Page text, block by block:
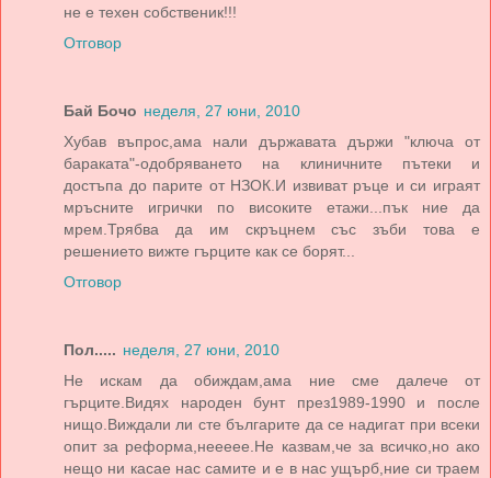
не е техен собственик!!!
Отговор
Бай Бочо неделя, 27 юни, 2010
Хубав въпрос,ама нали държавата държи "ключа от
бараката"-одобряването на клиничните пътеки и
достъпа до парите от НЗОК.И извиват ръце и си играят
мръсните игрички по високите етажи...пък ние да
мрем.Трябва да им скръцнем със зъби това е
решението вижте гърците как се борят...
Отговор
Пол..... неделя, 27 юни, 2010
Не искам да обиждам,ама ние сме далече от
гърците.Видях народен бунт през1989-1990 и после
нищо.Виждали ли сте българите да се надигат при всеки
опит за реформа,неееее.Не казвам,че за всичко,но ако
нещо ни касае нас самите и е в нас ущърб,ние си траем